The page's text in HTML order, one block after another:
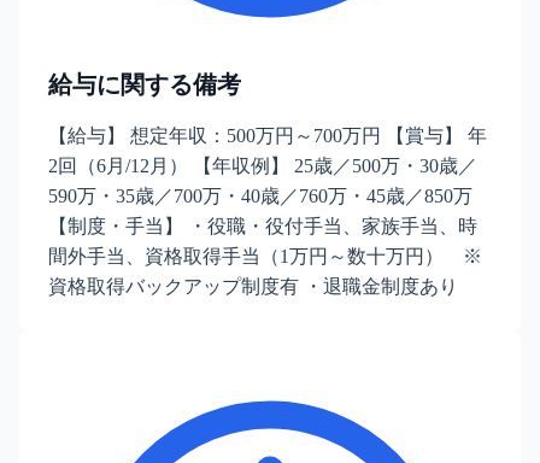
給与に関する備考
【給与】 想定年収：500万円～700万円 【賞与】 年
2回（6月/12月） 【年収例】 25歳／500万・30歳／
590万・35歳／700万・40歳／760万・45歳／850万
【制度・手当】 ・役職・役付手当、家族手当、時
間外手当、資格取得手当（1万円～数十万円） ※
資格取得バックアップ制度有 ・退職金制度あり